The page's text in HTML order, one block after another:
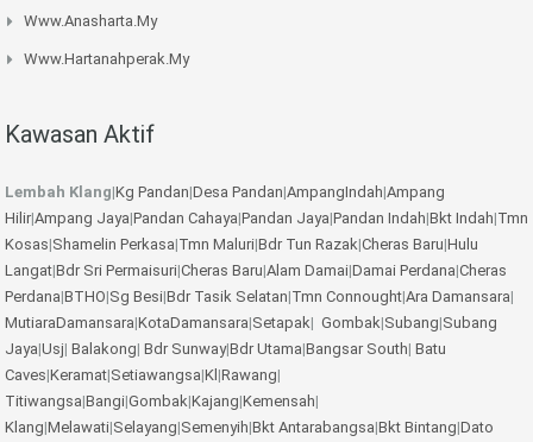
Www.anasharta.my
Www.hartanahperak.my
Kawasan Aktif
Lembah Klang|Kg Pandan|Desa Pandan|AmpangIndah|Ampang
Hilir|Ampang Jaya|Pandan Cahaya|Pandan Jaya|Pandan Indah|Bkt Indah|Tmn
Kosas|Shamelin Perkasa|Tmn Maluri|Bdr Tun Razak|Cheras Baru|Hulu
Langat|Bdr Sri Permaisuri|Cheras Baru|Alam Damai|Damai Perdana|Cheras
Perdana|BTHO|Sg Besi|Bdr Tasik Selatan|Tmn Connought|Ara Damansara|
MutiaraDamansara|KotaDamansara|Setapak| Gombak|Subang|Subang
Jaya|Usj| Balakong| Bdr Sunway|Bdr Utama|Bangsar South| Batu
Caves|Keramat|Setiawangsa|Kl |Rawang|
Titiwangsa|Bangi|Gombak|Kajang|Kemensah|
Klang|Melawati|Selayang|Semenyih|Bkt Antarabangsa|Bkt Bintang|Dato